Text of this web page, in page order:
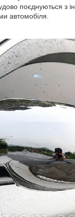
поєднуються з
автомобіля.